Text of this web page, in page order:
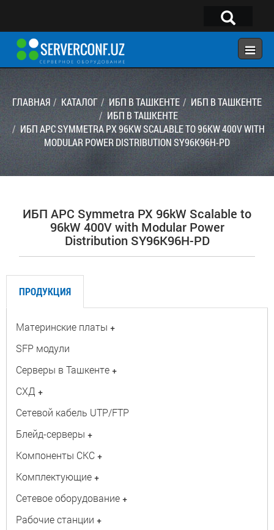
×
ГЛАВНАЯ
КОНФИГУРАТОР
КАТАЛОГ
УСЛУГИ
КОНТАКТЫ
Telegram:@serverconf_uz
Тел: (90) 932-18-00
ГЛАВНАЯ КАТАЛОГ ИБП В ТАШКЕНТЕ
ИБП В ТАШКЕНТЕ
ИБП В ТАШКЕНТЕ
ИБП APC SYMMETRA PX 96KW SCALABLE TO 96KW 400V WITH
MODULAR POWER DISTRIBUTION SY96K96H-PD
ИБП APC Symmetra PX 96kW Scalable to
96kW 400V with Modular Power
Distribution SY96K96H-PD
ПРОДУКЦИЯ
Материнские платы +
SFP модули
Серверы в Ташкенте +
СХД +
Сетевой кабель UTP/FTP
Блейд-серверы +
Компоненты СКС +
Комплектующие +
Сетевое оборудование +
Рабочие станции +